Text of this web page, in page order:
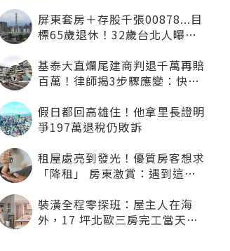
屏東套房＋存股千張00878...目
標65歲退休！32歲台北人曝：
基泰大直爛尾建商判退千萬再賠
百萬！律師揭3步驟應變：快通
假日都回高雄住！他拿里長證明
爭197萬退稅仍敗訴
租屋處亮到發光！優質房客想求
「降租」 房東激賞：遇到這種
裝潢全程零探班：屋主人在海
外，17 坪北歐三房完工當天才